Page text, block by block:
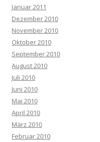
Januar 2011
Dezember 2010
November 2010
Oktober 2010
September 2010
August 2010
Juli 2010
Juni 2010
Mai 2010
April 2010
März 2010
Februar 2010